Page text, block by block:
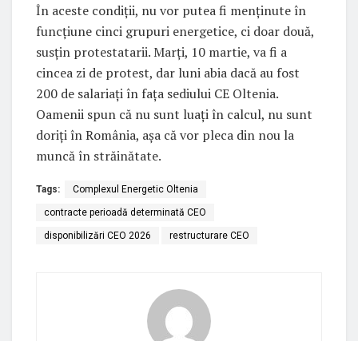
În aceste condiții, nu vor putea fi menținute în
funcțiune cinci grupuri energetice, ci doar două,
susțin protestatarii. Marți, 10 martie, va fi a
cincea zi de protest, dar luni abia dacă au fost
200 de salariați în fața sediului CE Oltenia.
Oamenii spun că nu sunt luați în calcul, nu sunt
doriți în România, așa că vor pleca din nou la
muncă în străinătate.
Tags: Complexul Energetic Oltenia
contracte perioadă determinată CEO
disponibilizări CEO 2026 restructurare CEO